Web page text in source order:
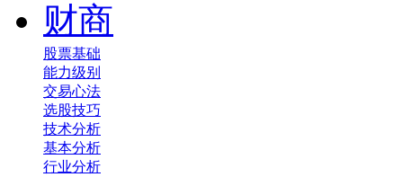
财商
股票基础
能力级别
交易心法
选股技巧
技术分析
基本分析
行业分析